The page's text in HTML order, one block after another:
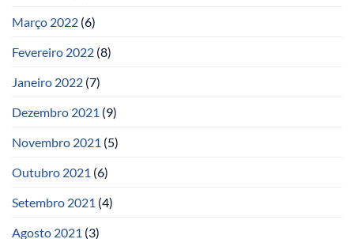
Março 2022 (6)
Fevereiro 2022 (8)
Janeiro 2022 (7)
Dezembro 2021 (9)
Novembro 2021 (5)
Outubro 2021 (6)
Setembro 2021 (4)
Agosto 2021 (3)